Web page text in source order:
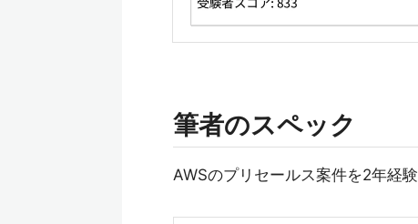
筆者のスペック
AWSのプリセールス案件を2年経験